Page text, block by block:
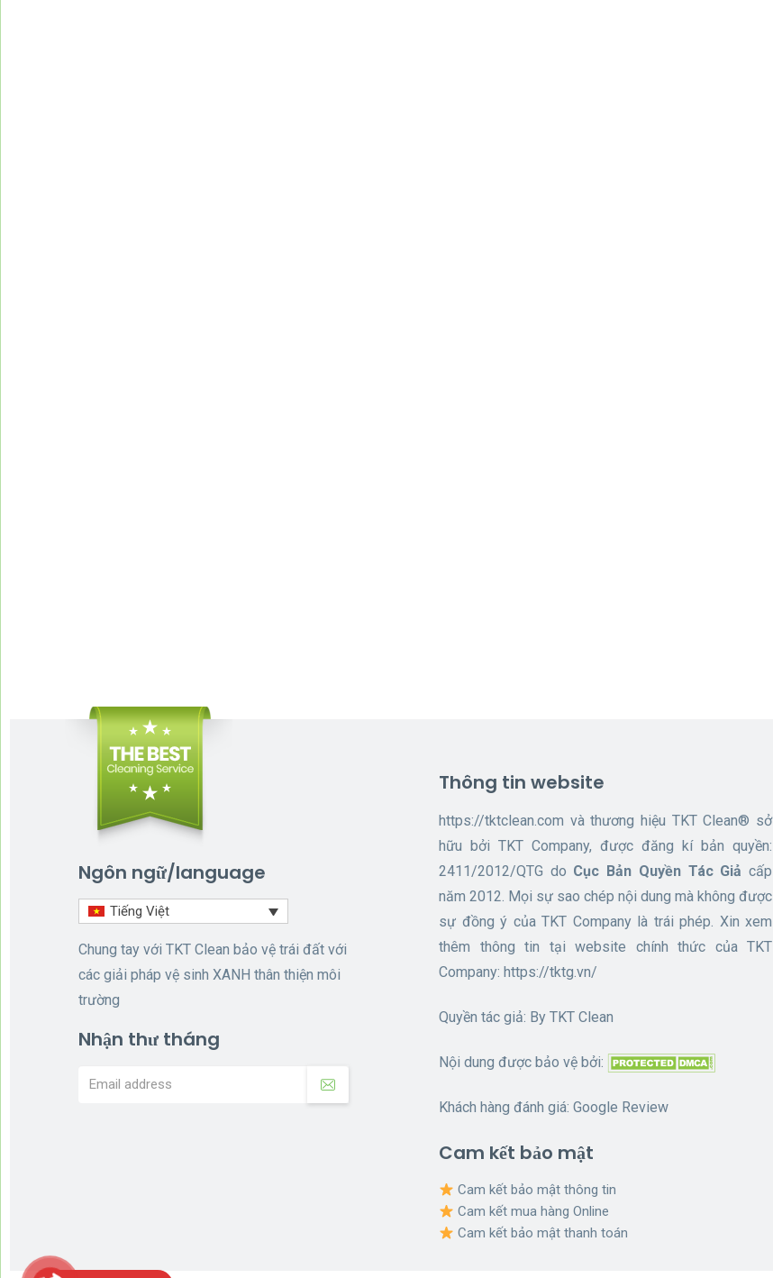
Ngôn ngữ/language
Tiếng Việt
Chung tay với TKT Clean bảo vệ trái đất với
các giải pháp vệ sinh XANH thân thiện môi
trường
Nhận thư tháng
Thông tin website
https://tktclean.com và thương hiệu TKT Clean® sở
hữu bởi TKT Company, được đăng kí bản quyền:
2411/2012/QTG do Cục Bản Quyền Tác Giả cấp
năm 2012. Mọi sự sao chép nội dung mà không được
sự đồng ý của TKT Company là trái phép. Xin xem
thêm thông tin tại website chính thức của TKT
Company: https://tktg.vn/
Quyền tác giả: By TKT Clean
Nội dung được bảo vệ bởi:
Khách hàng đánh giá: Google Review
Cam kết bảo mật
Cam kết bảo mật thông tin
Cam kết mua hàng Online
Cam kết bảo mật thanh toán